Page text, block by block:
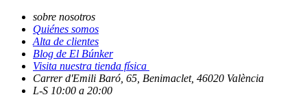
sobre nosotros
Quiénes somos
Alta de clientes
Blog de El Búnker
Visita nuestra tienda física
Carrer d'Emili Baró, 65, Benimaclet, 46020 València
L-S 10:00 a 20:00